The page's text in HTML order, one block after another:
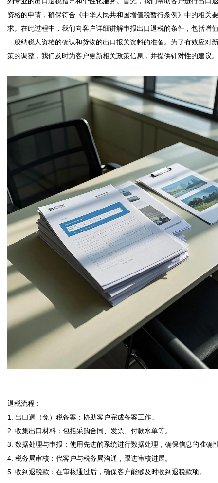
资格的申请，确保符合《中华人民共和国增值税暂行条例》中的相关要
求。在此过程中，我们向客户详细讲解申报出口退税的条件，包括增
一般纳税人资格的确认和货物的出口报关资料的准备。为了有效应对
策的调整，我们及时为客户更新相关政策信息，并提供针对性的建议。
退税流程：
1. 出口退（免）税备案：协助客户完成备案工作。
2. 收集出口材料：包括采购合同、发票、付款水单等。
3. 数据处理与申报：使用先进的系统进行数据处理，确保信息的准确
4. 税务局审核：代客户与税务局沟通，跟进审核进展。
5. 收到退税款：在审核通过后，确保客户能够及时收到退税款项。